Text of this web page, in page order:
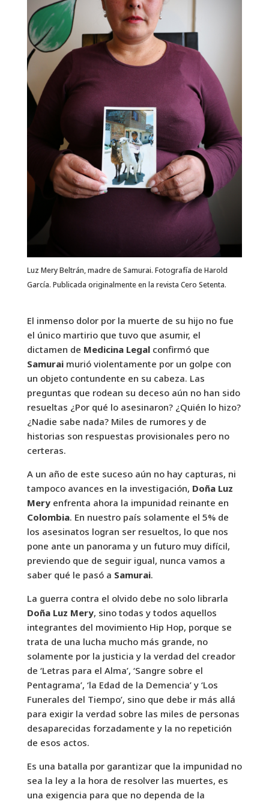
Luz Mery Beltrán, madre de Samurai. Fotografía de Harold
García. Publicada originalmente en la revista Cero Setenta.
El inmenso dolor por la muerte de su hijo no fue
el único martirio que tuvo que asumir, el
dictamen de Medicina Legalconfirmó que
Samuraimurió violentamente por un golpe con
un objeto contundente en su cabeza. Las
preguntas que rodean su deceso aún no han sido
resueltas ¿Por qué lo asesinaron? ¿Quién lo hizo?
¿Nadie sabe nada? Miles de rumores y de
historias son respuestas provisionales pero no
certeras.
A un año de este suceso aún no hay capturas, ni
tampoco avances en la investigación, Doña Luz
Meryenfrenta ahora la impunidad reinante en
Colombia. En nuestro país solamente el 5% de
los asesinatos logran ser resueltos, lo que nos
pone ante un panorama y un futuro muy difícil,
previendo que de seguir igual, nunca vamos a
saber qué le pasó a Samurai.
La guerra contra el olvido debe no solo librarla
Doña Luz Mery, sino todas y todos aquellos
integrantes del movimiento Hip Hop, porque se
trata de una lucha mucho más grande, no
solamente por la justicia y la verdad del creador
de ‘Letras para el Alma’, ‘Sangre sobre el
Pentagrama’, ‘la Edad de la Demencia’ y ‘Los
Funerales del Tiempo’, sino que debe ir más allá
para exigir la verdad sobre las miles de personas
desaparecidas forzadamente y la no repetición
de esos actos.
Es una batalla por garantizar que la impunidad no
sea la ley a la hora de resolver las muertes, es
una exigencia para que no dependa de la